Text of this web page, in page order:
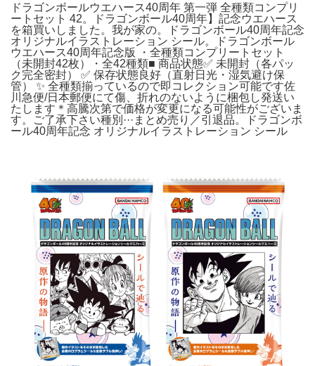
ドラゴンボールウエハース40周年 第一弾 全種類コンプリ
ートセット 42。ドラゴンボール40周年】記念ウエハース
を箱買いしました。我が家の。ドラゴンボール40周年記念
オリジナルイラストレーション シール。ドラゴンボール
ウエハース40周年記念版 ・全種類コンプリートセット
（未開封42枚）・全42種類■ 商品状態✅ 未開封（各パッ
ク完全密封） ✅ 保存状態良好（直射日光・湿気避け保
管） ✨ 全種類揃っているので即コレクション可能です佐
川急便/日本郵便にて傷、折れのないように梱包し発送い
たします＊高騰次第で価格が変更になる可能性がございま
す。ご了承下さい種別···まとめ売り／引退品。ドラゴンボ
ール40周年記念 オリジナルイラストレーション シール